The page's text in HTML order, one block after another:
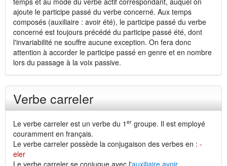
ajoute le participe passé du verbe concerné. Aux temps
composés (auxiliaire : avoir été), le participe passé du verbe
concerné est toujours précédé du participe passé été, dont
l'invariabilité ne souffre aucune exception. On fera donc
attention à accorder le participe passé en genre et en nombre
lors du passage à la voix passive.
Verbe carreler
Le verbe carreler est un verbe du 1 er groupe. Il est employé
couramment en français.
Le verbe carreler possède la conjugaison des verbes en : -
eler
Le verbe carreler se conjugue avec l'auxiliaire avoir.